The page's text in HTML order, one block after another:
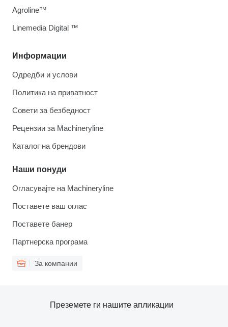
Информации
Одредби и услови
Политика на приватност
Совети за безбедност
Рецензии за Machineryline
Каталог на брендови
Наши понуди
Огласувајте на Machineryline
Поставете ваш оглас
Поставете банер
Партнерска програма
За компании
Agroline™
Linemedia Digital ™
Преземете ги нашите апликации